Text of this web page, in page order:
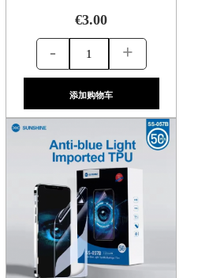
€3.00
- +
添加购物车